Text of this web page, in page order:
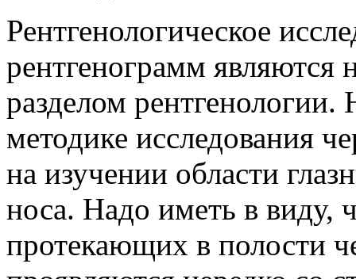
Рентгенологическое
рентгенограмм
разделом рентгенологии.
методике исследования
на изучении области
носа. Надо иметь в виду,
протекающих в полости